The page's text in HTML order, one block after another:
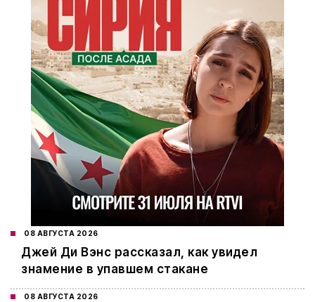
08 АВГУСТА 2026
Джей Ди Вэнс рассказал, как увидел
знамение в упавшем стакане
08 АВГУСТА 2026